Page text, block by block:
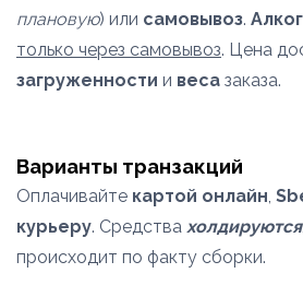
плановую) или самовывоз.
только через самовывоз. Цена
загруженности и веса заказа.
Варианты транзакций
Оплачивайте картой онлайн,
курьеру. Средства холдируются
происходит по факту сборки.